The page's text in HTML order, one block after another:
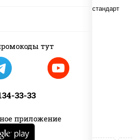
тут
33-33
приложение